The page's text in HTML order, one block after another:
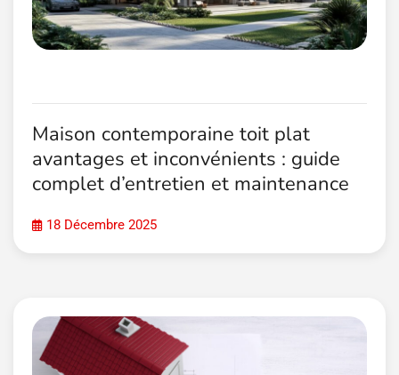
Maison contemporaine toit plat
avantages et inconvénients : guide
complet d’entretien et maintenance
18 Décembre 2025